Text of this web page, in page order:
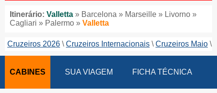
Itinerário: Valletta » Barcelona » Marseille » Livorno »
Cagliari » Palermo » Valletta
Cruzeiros 2026 Cruzeiros Internacionais Cruzeiros Maio
CABINES SUA VIAGEM FICHA TÉCNICA